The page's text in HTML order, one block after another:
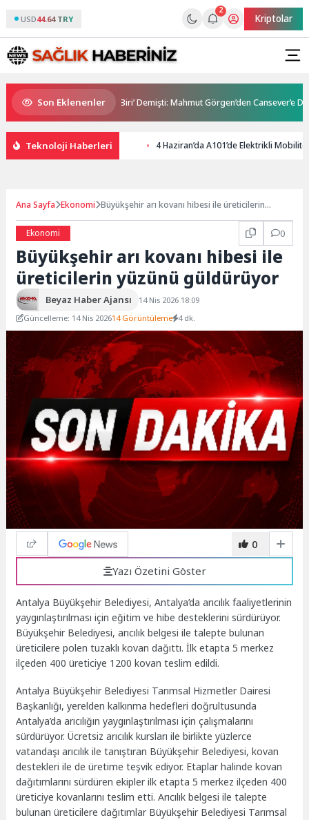
USD44.64 TRY
2
Kriptolar
Son Eklenenler
Üç İnsandan Biri’ Demişti: Mahmut Görgen’den Cansever’e
Teknoloji Haberleri 4 Haziran’da A101’de Elektrikli Mobilite
Ana Sayfa Ekonomi Büyükşehir arı kovanı hibesi ile üreticilerin
Ekonomi
0
Büyükşehir arı kovanı hibesi ile
üreticilerin yüzünü güldürüyor
Beyaz Haber Ajansı
14 Nis 2026 18:09
Güncelleme: 14 Nis 202614 Görüntüleme 4 dk.
0
Yazı Özetini Göster
Antalya Büyükşehir Belediyesi, Antalya’da arıcılık faaliyetlerinin
yaygınlaştırılması için eğitim ve hibe desteklerini sürdürüyor.
Büyükşehir Belediyesi, arıcılık belgesi ile talepte bulunan
üreticilere polen tuzaklı kovan dağıttı. İlk etapta 5 merkez
ilçeden 400 üreticiye 1200 kovan teslim edildi.
Antalya Büyükşehir Belediyesi Tarımsal Hizmetler Dairesi
Başkanlığı, yerelden kalkınma hedefleri doğrultusunda
Antalya’da arıcılığın yaygınlaştırılması için çalışmalarını
sürdürüyor. Ücretsiz arıcılık kursları ile birlikte yüzlerce
vatandaşı arıcılık ile tanıştıran Büyükşehir Belediyesi, kovan
destekleri ile de üretime teşvik ediyor. Etaplar halinde kovan
dağıtımlarını sürdüren ekipler ilk etapta 5 merkez ilçeden 400
üreticiye kovanlarını teslim etti. Arıcılık belgesi ile talepte
bulunan üreticilere dağıtımlar Büyükşehir Belediyesi Tarımsal